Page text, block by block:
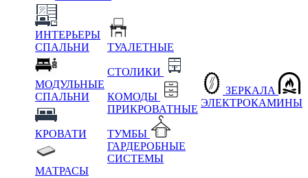
ИНТЕРЬЕРЫ
СПАЛЬНИ
МОДУЛЬНЫЕ
СПАЛЬНИ
КРОВАТИ
МАТРАСЫ
ТУАЛЕТНЫЕ
СТОЛИКИ
КОМОДЫ
ПРИКРОВАТНЫЕ
ТУМБЫ
ГАРДЕРОБНЫЕ
СИСТЕМЫ
ЗЕРКАЛА
ЭЛЕКТРОКАМИНЫ